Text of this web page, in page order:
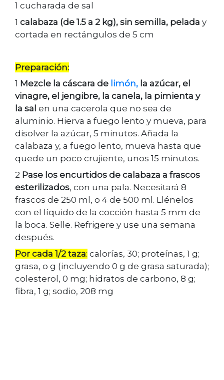
1 cucharada de sal
1 calabaza (de 1.5 a 2 kg), sin semilla, pelada y
cortada en rectángulos de 5 cm
Preparación:
1 Mezcle la cáscara de limón, la azúcar, el
vinagre, el jengibre, la canela, la pimienta y
la sal en una cacerola que no sea de
aluminio. Hierva a fuego lento y mueva, para
disolver la azúcar, 5 minutos. Añada la
calabaza y, a fuego lento, mueva hasta que
quede un poco crujiente, unos 15 minutos.
2 Pase los encurtidos de calabaza a frascos
esterilizados, con una pala. Necesitará 8
frascos de 250 ml, o 4 de 500 ml. Llénelos
con el líquido de la cocción hasta 5 mm de
la boca. Selle. Refrigere y use una semana
después.
Por cada 1/2 taza: calorías, 30; proteínas, 1 g;
grasa, o g (incluyendo 0 g de grasa saturada);
colesterol, 0 mg; hidratos de carbono, 8 g;
fibra, 1 g; sodio, 208 mg